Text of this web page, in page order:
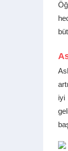
iyi